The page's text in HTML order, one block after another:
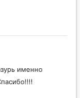
именно